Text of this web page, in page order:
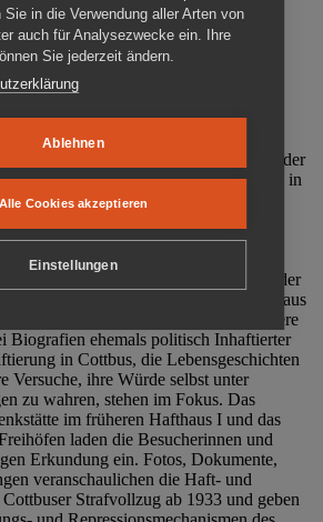
Cottbus ist ein Ort
Anschaulich, nah und
der DDR gründeten im Oktober
Cottbus e. V. (MRZ), der
ehemaligen Gefängnisses (1860-2002) in
Träger der Gedenkstätte Zuchthaus
Arbeit der Gedenkstätte steht die
politischem Unrecht während der
und der SED-Diktatur.
Dauer- und Sonderausstellungen in der
Cottbus Beispiele politischen Unrechts aus
des 20. Jahrhunderts. Eine besondere
Biografien ehemals politisch Inhaftierter
in Cottbus, die Lebensgeschichten
Versuche, ihre Würde selbst unter
zu wahren, stehen im Fokus. Das
im früheren Hafthaus I und das
laden die Besucherinnen und
Erkundung ein. Fotos, Dokumente,
veranschaulichen die Haft- und
Strafvollzug ab 1933 und geben
Sie in die Verwendung aller Arten von
auch für Analysezwecke ein. Ihre
Sie jederzeit ändern.
Ablehnen
Alle Cookies akzeptieren
Einstellungen